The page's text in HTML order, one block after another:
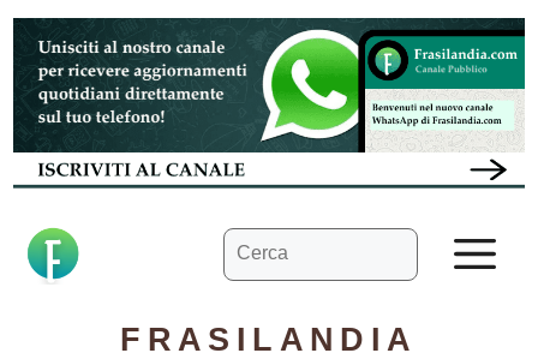
Vai
contenuto
Ricerca
per:
FRASILANDIA